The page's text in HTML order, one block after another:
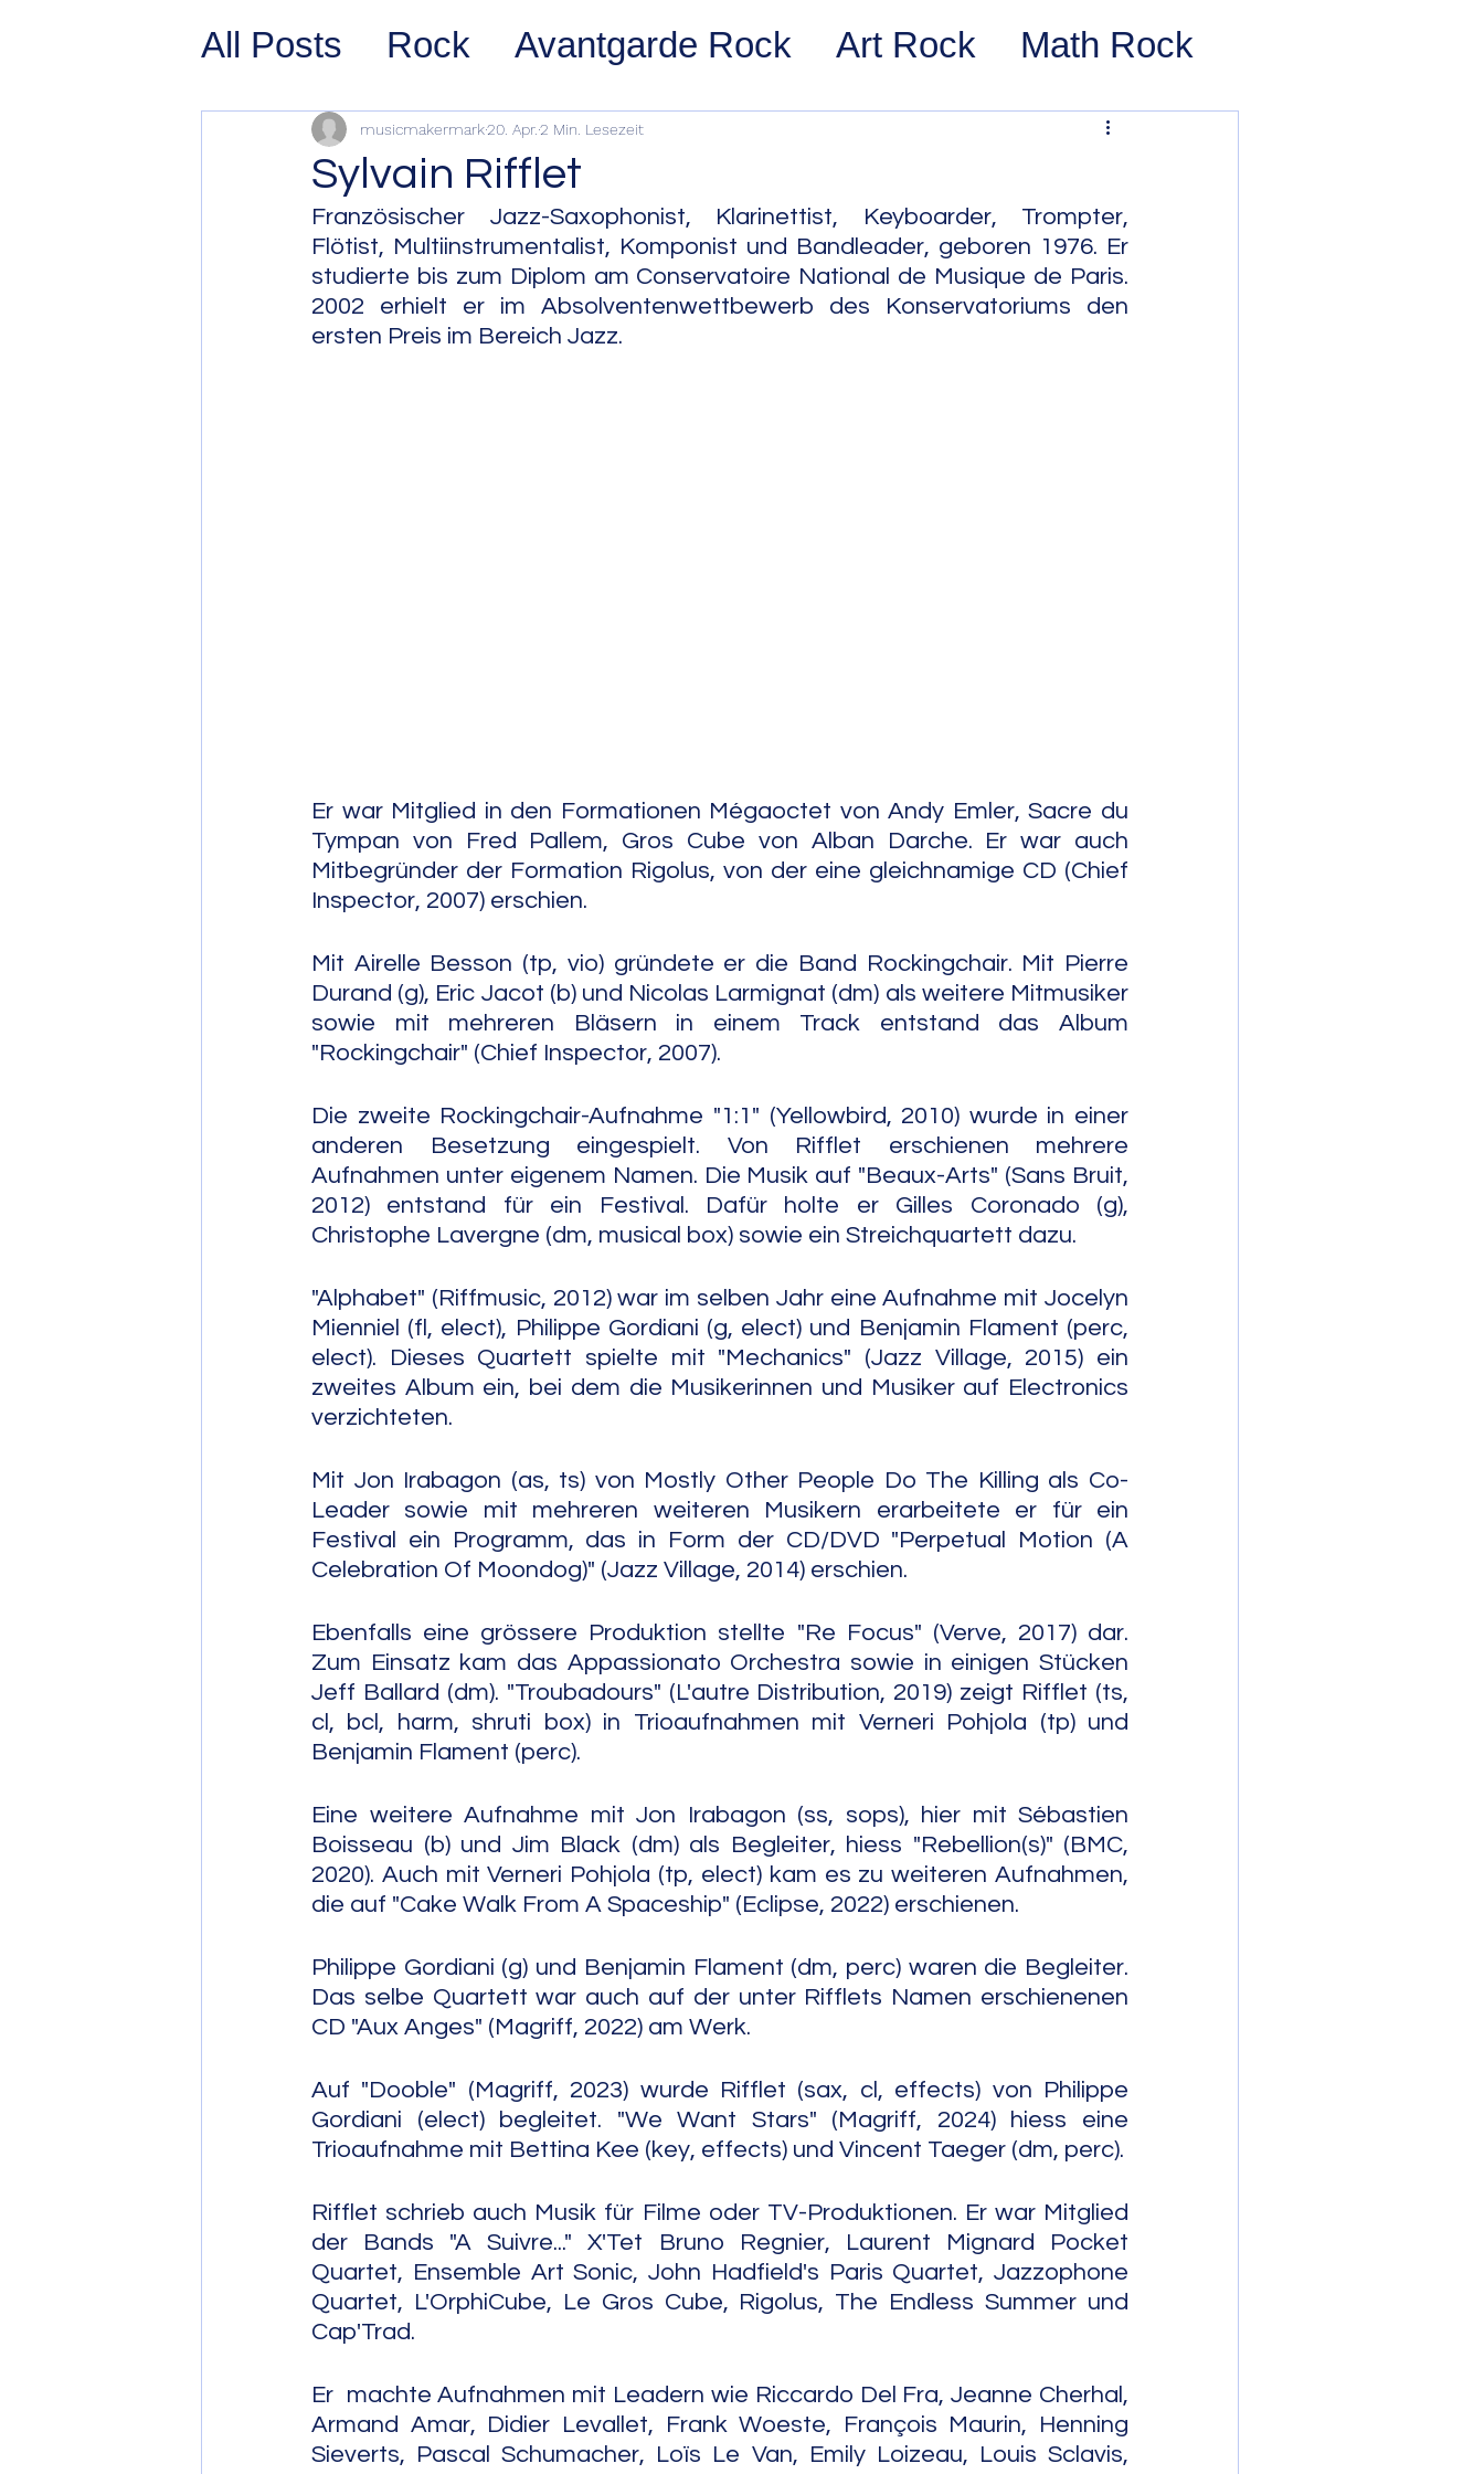
All Posts Rock Avantgarde Rock Art Rock Math Rock
Prog Rock Post Rock
Psychedelic/Space Rock Stoner Rock Alternative Rock
Hard Rock Garage Rock Indie Rock/Indie Pop Pop
Sylvain Rifflet
musicmakermark20. Apr. 2 Min. Lesezeit
Französischer Jazz-Saxophonist, Klarinettist, Keyboarder, Trompter,
Flötist, Multiinstrumentalist, Komponist und Bandleader, geboren 1976. Er
studierte bis zum Diplom am Conservatoire National de Musique de Paris.
2002 erhielt er im Absolventenwettbewerb des Konservatoriums den
ersten Preis im Bereich Jazz.
Er war Mitglied in den Formationen Mégaoctet von Andy Emler, Sacre du
Tympan von Fred Pallem, Gros Cube von Alban Darche. Er war auch
Mitbegründer der Formation Rigolus, von der eine gleichnamige CD (Chief
Inspector, 2007) erschien.
Mit Airelle Besson (tp, vio) gründete er die Band Rockingchair. Mit Pierre
Durand (g), Eric Jacot (b) und Nicolas Larmignat (dm) als weitere Mitmusiker
sowie mit mehreren Bläsern in einem Track entstand das Album
"Rockingchair" (Chief Inspector, 2007).
Die zweite Rockingchair-Aufnahme "1:1" (Yellowbird, 2010) wurde in einer
anderen Besetzung eingespielt. Von Rifflet erschienen mehrere
Aufnahmen unter eigenem Namen. Die Musik auf "Beaux-Arts" (Sans Bruit,
2012) entstand für ein Festival. Dafür holte er Gilles Coronado (g),
Christophe Lavergne (dm, musical box) sowie ein Streichquartett dazu.
"Alphabet" (Riffmusic, 2012) war im selben Jahr eine Aufnahme mit Jocelyn
Mienniel (fl, elect), Philippe Gordiani (g, elect) und Benjamin Flament (perc,
elect). Dieses Quartett spielte mit "Mechanics" (Jazz Village, 2015) ein
zweites Album ein, bei dem die Musikerinnen und Musiker auf Electronics
verzichteten.
Mit Jon Irabagon (as, ts) von Mostly Other People Do The Killing als Co-
Leader sowie mit mehreren weiteren Musikern erarbeitete er für ein
Festival ein Programm, das in Form der CD/DVD "Perpetual Motion (A
Celebration Of Moondog)" (Jazz Village, 2014) erschien.
Ebenfalls eine grössere Produktion stellte "Re Focus" (Verve, 2017) dar.
Zum Einsatz kam das Appassionato Orchestra sowie in einigen Stücken
Jeff Ballard (dm). "Troubadours" (L'autre Distribution, 2019) zeigt Rifflet (ts,
cl, bcl, harm, shruti box) in Trioaufnahmen mit Verneri Pohjola (tp) und
Benjamin Flament (perc).
Eine weitere Aufnahme mit Jon Irabagon (ss, sops), hier mit Sébastien
Boisseau (b) und Jim Black (dm) als Begleiter, hiess "Rebellion​(​s)" (BMC,
2020). Auch mit Verneri Pohjola (tp, elect) kam es zu weiteren Aufnahmen,
die auf "Cake Walk From A Spaceship" (Eclipse, 2022) erschienen.
Philippe Gordiani (g) und Benjamin Flament (dm, perc) waren die Begleiter.
Das selbe Quartett war auch auf der unter Rifflets Namen erschienenen
CD "Aux Anges" (Magriff, 2022) am Werk.
Auf "Dooble" (Magriff, 2023) wurde Rifflet (sax, cl, effects) von Philippe
Gordiani (elect) begleitet. "We Want Stars" (Magriff, 2024) hiess eine
Trioaufnahme mit Bettina Kee (key, effects) und Vincent Taeger (dm, perc).
Rifflet schrieb auch Musik für Filme oder TV-Produktionen. Er war Mitglied
der Bands "A Suivre..." X'Tet Bruno Regnier, Laurent Mignard Pocket
Quartet, Ensemble Art Sonic, John Hadfield's Paris Quartet, Jazzophone
Quartet, L'OrphiCube, Le Gros Cube, Rigolus, The Endless Summer und
Cap'Trad.
Er  machte Aufnahmen mit Leadern wie Riccardo Del Fra, Jeanne Cherhal,
Armand Amar, Didier Levallet, Frank Woeste, François Maurin, Henning
Sieverts, Pascal Schumacher, Loïs Le Van, Emily Loizeau, Louis Sclavis,